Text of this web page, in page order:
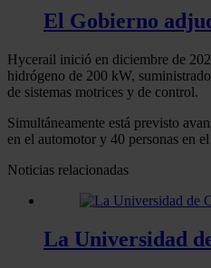
El Gobierno
Hycerail inició en diciembre de
hidrógeno de 200 kW,
de sistemas motrices y de control.
Simultáneamente está previsto
en el automotor y 40 personas en
Noticias relacionadas
La Universidad